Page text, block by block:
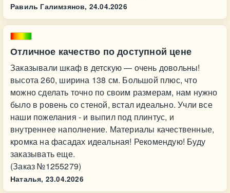
Равиль Галимзянов, 24.04.2026
Отличное качество по доступной цене
Заказывали шкаф в детскую — очень довольны!
высота 260, ширина 138 см. Большой плюс, что
можно сделать точно по своим размерам, нам нужно
было в ровень со стеной, встал идеально. Учли все
наши пожелания - и выпил под плинтус, и
внутреннее наполнение. Материалы качественные,
кромка на фасадах идеальная! Рекомендую! Буду
заказывать еще.
(Заказ №1255279)
Наталья, 23.04.2026